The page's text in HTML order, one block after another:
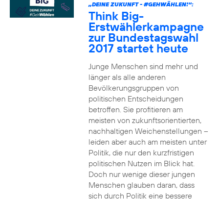
„DEINE ZUKUNFT - #GEHWÄHLEN!“:
Think Big-
Erstwählerkampagne
zur Bundestagswahl
2017 startet heute
Junge Menschen sind mehr und
länger als alle anderen
Bevölkerungsgruppen von
politischen Entscheidungen
betroffen. Sie profitieren am
meisten von zukunftsorientierten,
nachhaltigen Weichenstellungen –
leiden aber auch am meisten unter
Politik, die nur den kurzfristigen
politischen Nutzen im Blick hat.
Doch nur wenige dieser jungen
Menschen glauben daran, dass
sich durch Politik eine bessere